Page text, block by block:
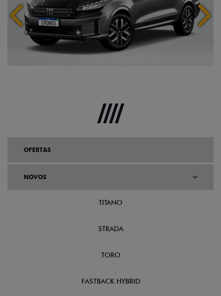
Anterior
OFERTAS
NOVOS
TITANO
STRADA
TORO
FASTBACK HYBRID